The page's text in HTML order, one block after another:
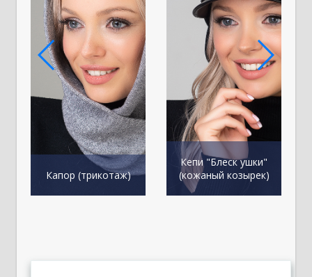
Капор (трикотаж)
Кепи "Блеск ушки"
(кожаный козырек)